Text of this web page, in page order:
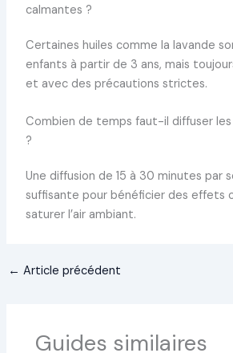
calmantes ?
Certaines huiles comme la lavande
enfants à partir de 3 ans, mais
et avec des précautions strictes.
Combien de temps faut-il diffuser les
?
Une diffusion de 15 à 30 minutes par
suffisante pour bénéficier des effets
saturer l’air ambiant.
← Article précédent
Guides similaires